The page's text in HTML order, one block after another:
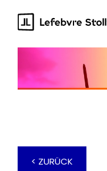
springen
< ZURÜCK